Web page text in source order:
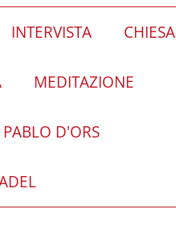
INTERVISTA CHIESA
MEDITAZIONE
PABLO D'ORS